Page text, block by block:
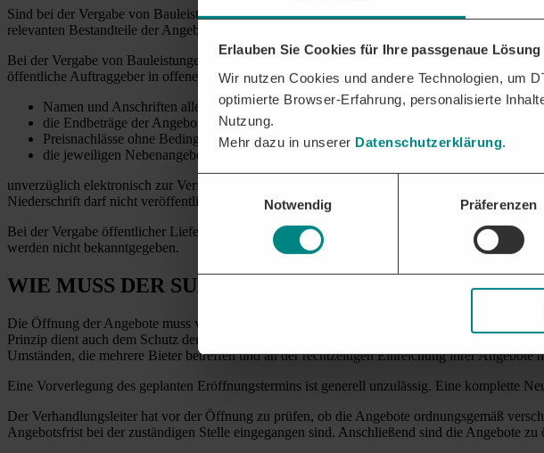
Erlauben Sie Cookies für Ihre passgenaue Lösung
Wir nutzen Cookies und andere Technologien, um
optimierte Browser-Erfahrung, personalisierte
Nutzung.
Mehr dazu in unserer Datenschutzerklärung
Einwilligungsauswahl
Notwendig
Präferenzen
Sind bei der Vergabe von Bauleistungen unterhalb derEU-Schwellenwertenoch schriftliche
relevanten Bestandteile der Angebote werden im Termin, zum Beispiel bei einer öffentlichen
Bei der Vergabe von Bauleistungen oberhalb der EU-Schwellenwerte, wo nur noch die
öffentliche Auftraggeber in offenen und nicht offenen Verfahren den Bietern die relevanten
Namen und Anschriften aller Bieter,
die Endbeträge der Angebote oder einzelner Lose,
Preisnachlässe ohne Bedingungen und
die jeweiligen Nebenangebote
unverzüglich elektronisch zur Verfügung stellen. Bieter und deren Bevollmächtigte dürfen
Niederschrift darf nicht veröffentlicht werden. Die Angebote und ihre Anlagen sind sorgfältig
Bei der Vergabe öffentlicher Liefer- und Dienstleistungsaufträge ober- wie unterhalb der
werden nicht bekanntgegeben.
WIE MUSS DER SUBMISSIONSTERMIN
Die Öffnung der Angebote muss von mindestens zwei Vertretern des öffentlichen
Prinzip dient auch dem Schutz der Bieter vor Manipulationen bei der Vergabe. Der
Umständen, die mehrere Bieter betreffen und an der rechtzeitigen Einreichung ihrer Angebote
Eine Vorverlegung des geplanten Eröffnungstermins ist generell unzulässig. Eine komplette
Der Verhandlungsleiter hat vor der Öffnung zu prüfen, ob die Angebote ordnungsgemäß
Angebotsfrist bei der zuständigen Stelle eingegangen sind. Anschließend sind die Angebote zu